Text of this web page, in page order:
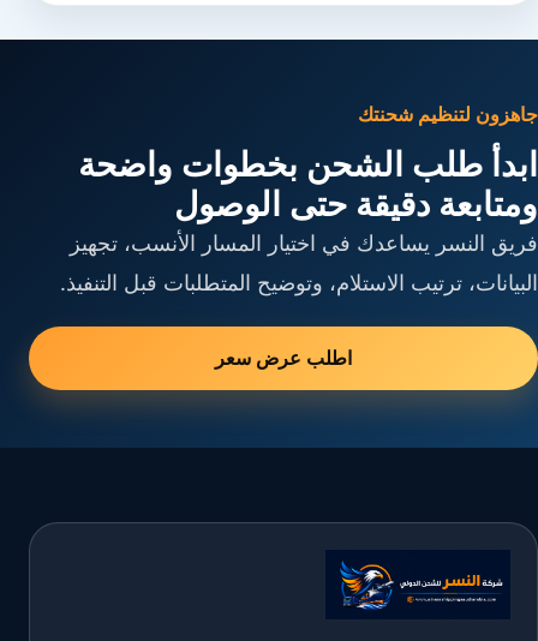
جاهزون لتنظيم شحنتك
ابدأ طلب الشحن بخطوات واضحة
ومتابعة دقيقة حتى الوصول
فريق النسر يساعدك في اختيار المسار الأنسب، تجهيز
البيانات، ترتيب الاستلام، وتوضيح المتطلبات قبل التنفيذ.
اطلب عرض سعر